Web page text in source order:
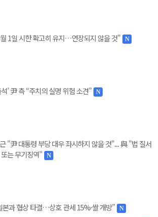
1일 시한 확고히 유지…연장되지 않을 것" N
’ 尹 측 “주치의 실명 위험 소견” N
"尹 대통령 부당 대우 좌시하지 않을 것"... 與 "법 질서
는 무기징역"
N
본과 협상 타결…상호 관세 15%·쌀 개방” N